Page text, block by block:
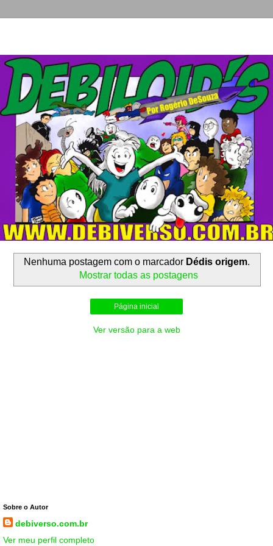
Nenhuma postagem com o marcador Dédis origem.
Mostrar todas as postagens
Página inicial
Ver versão para a web
Sobre o Autor
debiverso.com.br
Ver meu perfil completo